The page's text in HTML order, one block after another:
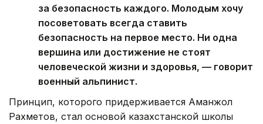
за безопасность каждого. Молодым хочу
посоветовать всегда ставить
безопасность на первое место. Ни одна
вершина или достижение не стоят
человеческой жизни и здоровья, — говорит
военный альпинист.
Принцип, которого придерживается Аманжол
Рахметов, стал основой казахстанской школы